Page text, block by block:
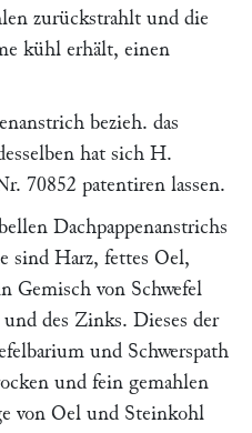
zurückstrahlt und die
kühl erhält, einen
bezieh. das
hat sich H.
70852 patentiren lassen.
Dachpappenanstrichs
sind Harz, fettes Oel,
Gemisch von Schwefel
des Zinks. Dieses der
und Schwerspath
und fein gemahlen
von Oel und Steinkohl